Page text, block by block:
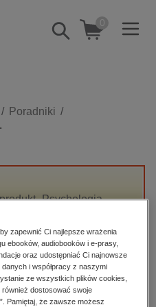
Pokaż/schowaj
wyszukiwarkę
0
wnętrz
informatyka
Poradniki
„Psychologia
zapewnić Ci najlepsze wrażenia
ebooków, audiobooków i e-prasy,
oraz udostępniać Ci najnowsze
i współpracy z naszymi
ze wszystkich plików cookies,
dostosować swoje
Pamiętaj, że zawsze możesz